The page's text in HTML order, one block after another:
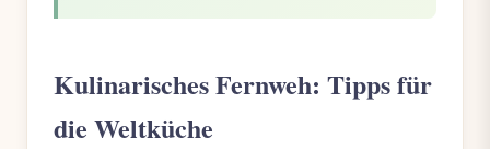
Kulinarisches Fernweh: Tipps für
die Weltküche